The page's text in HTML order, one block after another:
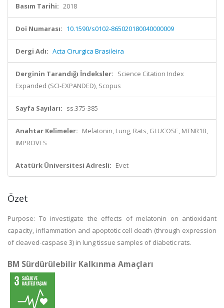
Basım Tarihi: 2018
Doi Numarası: 10.1590/s0102-865020180040000009
Dergi Adı: Acta Cirurgica Brasileira
Derginin Tarandığı İndeksler: Science Citation Index
Expanded (SCI-EXPANDED), Scopus
Sayfa Sayıları: ss.375-385
Anahtar Kelimeler: Melatonin, Lung, Rats, GLUCOSE, MTNR1B,
IMPROVES
Atatürk Üniversitesi Adresli: Evet
Özet
Purpose: To investigate the effects of melatonin on antioxidant
capacity, inflammation and apoptotic cell death (through expression
of cleaved-caspase 3) in lung tissue samples of diabetic rats.
BM Sürdürülebilir Kalkınma Amaçları